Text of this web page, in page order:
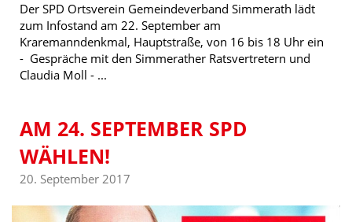
Der SPD Ortsverein Gemeindeverband Simmerath lädt
zum Infostand am 22. September am
Kraremanndenkmal, Hauptstraße, von 16 bis 18 Uhr ein
- Gespräche mit den Simmerather Ratsvertretern und
Claudia Moll - ...
AM 24. SEPTEMBER SPD
WÄHLEN!
20. September 2017